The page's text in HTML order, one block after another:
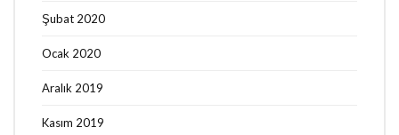
Şubat 2020
Ocak 2020
Aralık 2019
Kasım 2019